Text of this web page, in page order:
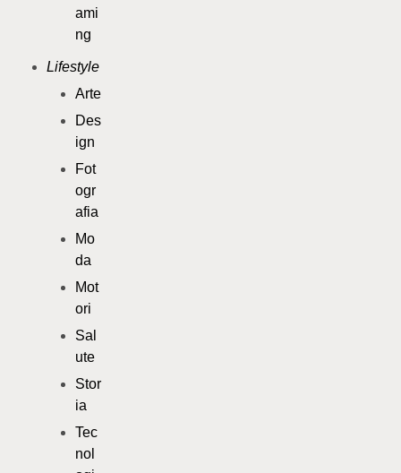
ami
ng
Lifestyle
Arte
Des
ign
Fot
ogr
afia
Mo
da
Mot
ori
Sal
ute
Stor
ia
Tec
nol